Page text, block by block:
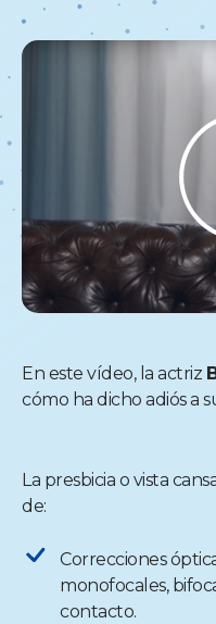
La presbicia o vista
de:
Correcciones
monofocales,
contacto.
En este vídeo, la actriz
cómo ha dicho adiós a